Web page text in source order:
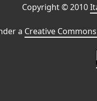
Copyright © 2010
a Creative